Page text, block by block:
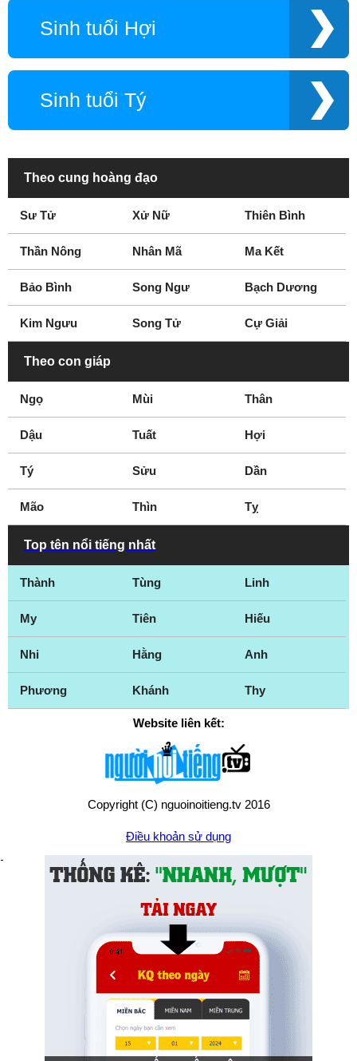
Sinh tuổi Hợi
Sinh tuổi Tý
Theo cung hoàng đạo
Sư Tử Xử Nữ Thiên Bình
Thần Nông Nhân Mã Ma Kết
Bảo Bình Song Ngư Bạch Dương
Kim Ngưu Song Tử Cự Giải
Theo con giáp
Ngọ Mùi Thân
Dậu Tuất Hợi
Tý Sửu Dần
Mão Thìn Tỵ
Top tên nổi tiếng nhất
Thành Tùng Linh
My Tiên Hiếu
Nhi Hằng Anh
Phương Khánh Thy
Website liên kết:
Copyright (C) nguoinoitieng.tv 2016
Điều khoản sử dụng
Chính sách quyền riêng tư
mail.nguoinoitieng.tv@gmail.com